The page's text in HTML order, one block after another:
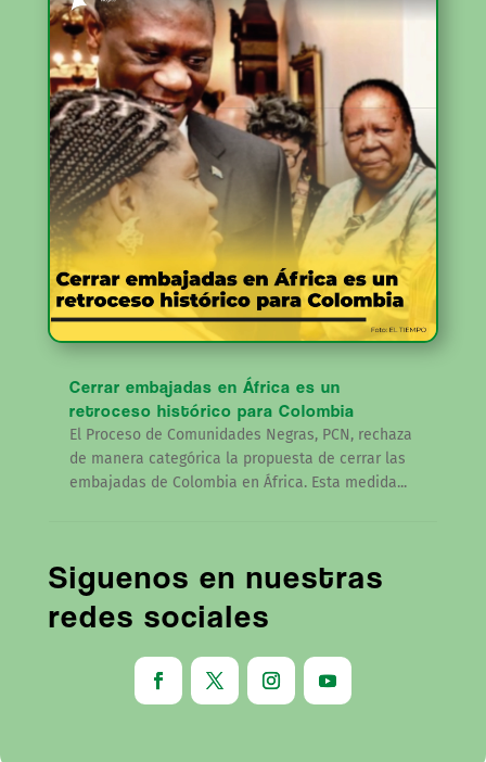
Cerrar embajadas en África es un
retroceso histórico para Colombia
El Proceso de Comunidades Negras, PCN, rechaza
de manera categórica la propuesta de cerrar las
embajadas de Colombia en África. Esta medida...
Siguenos en nuestras
redes sociales